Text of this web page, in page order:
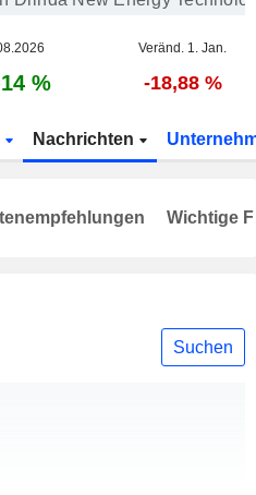
Veränd. 1. Jan.
% -18,88 %
Nachrichten
Suchen
Wichtige